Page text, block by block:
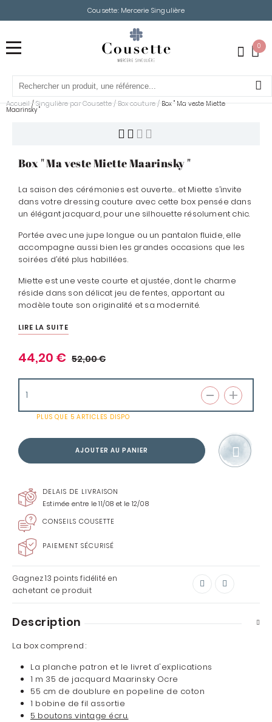
Cousette: Mercerie Singulière
0
Accueil /Singulière par Cousette/Box couture/Box " Ma veste Miette
Maarinsky "
Box " Ma veste Miette Maarinsky "
La saison des cérémonies est ouverte… et Miette s’invite
dans votre dressing couture avec cette box pensée dans
un élégant jacquard, pour une silhouette résolument chic.
Portée avec une jupe longue ou un pantalon fluide, elle
accompagne aussi bien les grandes occasions que les
soirées d’été plus habillées.
Miette est une veste courte et ajustée, dont le charme
réside dans son délicat jeu de fentes, apportant au
modèle toute son originalité et sa modernité.
LIRE LA SUITE
44,20 € 52,00 €
PLUS QUE 5 ARTICLES DISPO
AJOUTER AU PANIER
DELAIS DE LIVRAISON
Estimée entre le 11/08 et le 12/08
CONSEILS COUSETTE
PAIEMENT SÉCURISÉ
Gagnez13 points fidélité en
achetant ce produit
Description
La box comprend :
La planche patron et le livret d'explications
1 m 35 de jacquard Maarinsky Ocre
55 cm de doublure en popeline de coton
1 bobine de fil assortie
5 boutons vintage écru.